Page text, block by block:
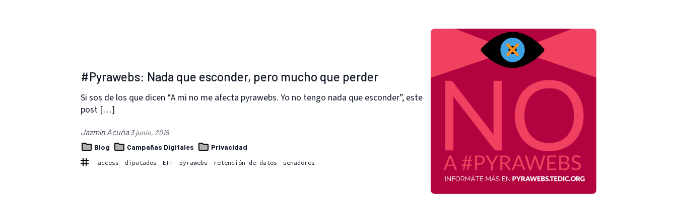
#Pyrawebs: Nada que esconder, pero mucho que perder
Si sos de los que dicen “A mi no me afecta pyrawebs. Yo no tengo nada que esconder”, este
post […]
Jazmín Acuña3 junio, 2015
Blog
Campañas Digitales Privacidad
access diputados EFF pyrawebs retención de datos senadores